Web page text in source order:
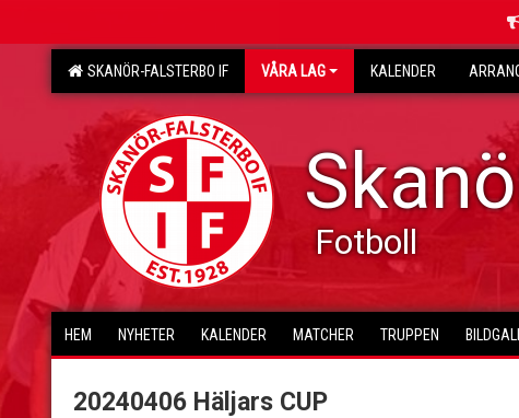
SKANÖR-FALSTERBO IF VÅRA LAG KALENDER
Fotboll
HEM NYHETER KALENDER MATCHER TRUPPEN
20240406 Häljars CUP